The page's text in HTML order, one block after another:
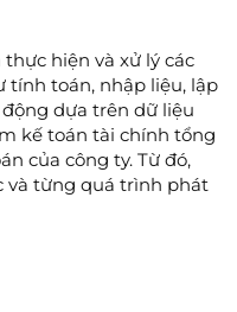
hiện và xử lý các
tính toán, nhập liệu, lập
dựa trên dữ liệu
kế toán tài chính tổng
của công ty. Từ đó,
và từng quá trình phát